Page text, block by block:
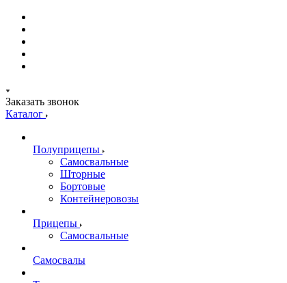
Заказать звонок
Каталог
Полуприцепы
Самосвальные
Шторные
Бортовые
Контейнеровозы
Прицепы
Самосвальные
Самосвалы